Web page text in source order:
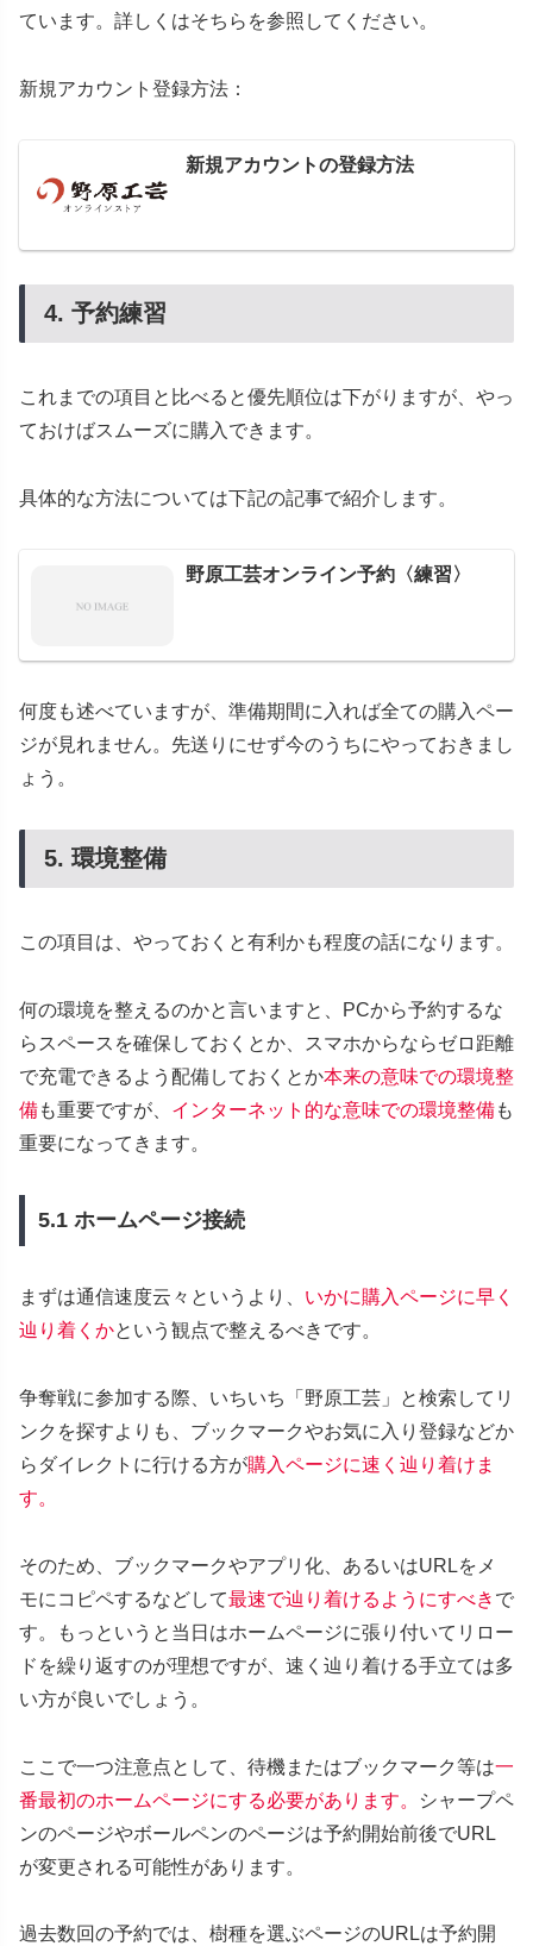
ています。詳しくはそちらを参照してください。
新規アカウント登録方法：
新規アカウントの登録方法
4. 予約練習
これまでの項目と比べると優先順位は下がりますが、やっ
ておけばスムーズに購入できます。
具体的な方法については下記の記事で紹介します。
野原工芸オンライン予約〈練習〉
何度も述べていますが、準備期間に入れば全ての購入ペー
ジが見れません。先送りにせず今のうちにやっておきまし
ょう。
5. 環境整備
この項目は、やっておくと有利かも程度の話になります。
何の環境を整えるのかと言いますと、PCから予約するな
らスペースを確保しておくとか、スマホからならゼロ距離
で充電できるよう配備しておくとか本来の意味での環境整
備も重要ですが、 インターネット的な意味での環境整備も
重要になってきます。
5.1 ホームページ接続
まずは通信速度云々というより、 いかに購入ページに早く
辿り着くかという観点で整えるべきです。
争奪戦に参加する際、いちいち「野原工芸」と検索してリ
ンクを探すよりも、ブックマークやお気に入り登録などか
らダイレクトに行ける方が購入ページに速く辿り着けま
す。
そのため、ブックマークやアプリ化、あるいはURLをメ
モにコピペするなどして最速で辿り着けるようにすべき で
す。もっというと当日はホームページに張り付いてリロー
ドを繰り返すのが理想ですが、速く辿り着ける手立ては多
い方が良いでしょう。
ここで一つ注意点として、待機またはブックマーク等は一
番最初のホームページにする必要があります。
シャープペ
ンのページやボールペンのページは予約開始前後でURL
が変更される可能性があります。
過去数回の予約では、樹種を選ぶページのURLは予約開